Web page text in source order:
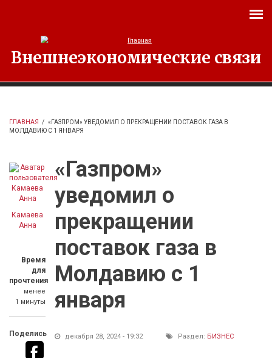
Внешнеэкономические связи
ГЛАВНАЯ / «ГАЗПРОМ» УВЕДОМИЛ О ПРЕКРАЩЕНИИ ПОСТАВОК ГАЗА В
МОЛДАВИЮ С 1 ЯНВАРЯ
Камаева
Анна
Время
для
прочтения
менее
1 минуты
Поделись
«Газпром»
уведомил о
прекращении
поставок газа в
Молдавию с 1
января
декабря 28, 2024 - 19:32 Раздел: БИЗНЕС